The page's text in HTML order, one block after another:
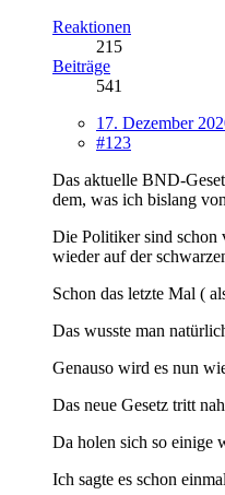
Reaktionen
215
Beiträge
541
17. Dezember
#123
Das aktuelle BND-
dem, was ich bislang
Die Politiker sind schon
wieder auf der
Schon das letzte Mal (
Das wusste man
Genauso wird es nun
Das neue Gesetz tritt
Da holen sich so einige
Ich sagte es schon